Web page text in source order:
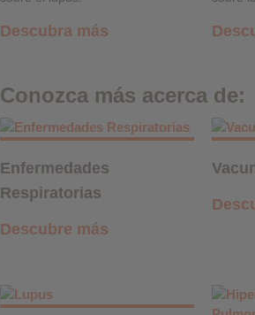
Descubra más
Conozca más acerca de:
Enfermedades
Respiratorias
Descubre más